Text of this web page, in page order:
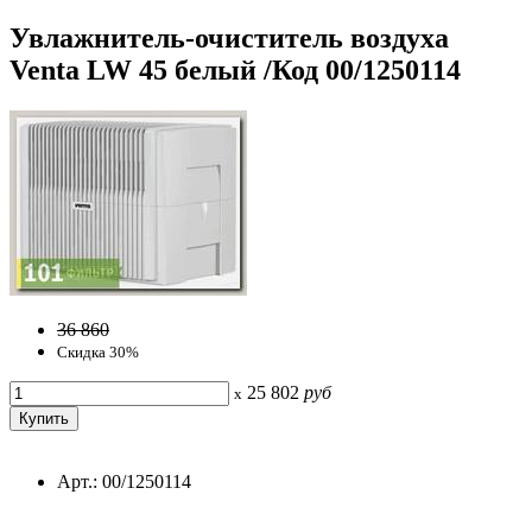
Увлажнитель-очиститель воздуха
Venta LW 45 белый /Код 00/1250114
36 860
Скидка 30%
x 25 802 руб
Арт.: 00/1250114